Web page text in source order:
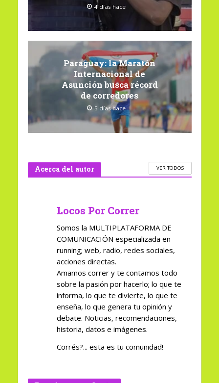
4 días hace
Paraguay: la Maratón
Internacional de
Asunción busca récord
de corredores
5 días hace
Acerca del autor VER TODOS
Locos Por Correr
Somos la MULTIPLATAFORMA DE
COMUNICACIÓN especializada en
running; web, radio, redes sociales,
acciones directas.
Amamos correr y te contamos todo
sobre la pasión por hacerlo; lo que te
informa, lo que te divierte, lo que te
enseña, lo que genera tu opinión y
debate. Noticias, recomendaciones,
historia, datos e imágenes.
Corrés?... esta es tu comunidad!